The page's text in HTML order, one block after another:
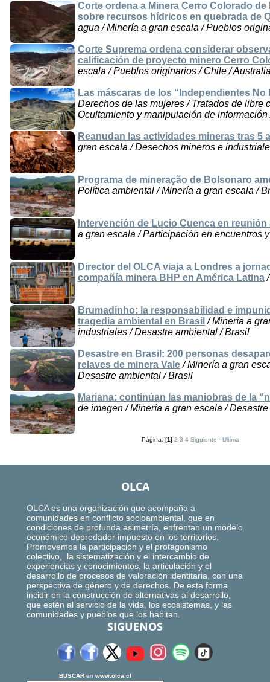
Corte ordena a Minera Cerro Colorado
sobre recursos hídricos en quebrada de
agua / Minería a gran escala / Pueblos
Corte Suprema ordena considerar
calificación de proyecto minero Cerro
escala / Pueblos originarios / Chile /
Las máscaras de los “Independientes No
Derechos de las mujeres / Tratados de libre
Ocultamiento y manipulación de
Reanudan las actividades mineras tras 5
gran escala / Desechos mineros e
Programa de mineração de Bolsonaro
Política ambiental / Minería a gran escala /
Intervención de Lucio Cuenca en
a gran escala / Participación en encuentros
Director del OLCA viaja a Londres a
compañía minera BHP en América Latina
Brumadinho: la responsabilidad e
tragedia ambiental en Brasil / Minería a
industriales / Desastre ambiental / Brasil
Desastre en Brasil: 200 personas
relaves de minera Vale/ Minería a gran
Desastre ambiental / Brasil
Mariana: continúan las maniobras de la
de imagen / Minería a gran escala /
Página: [1]2 3 4 Siguiente -Ultima
OLCA
OLCA es una organización que acompaña a
comunidades en conflicto socioambiental, que en
condiciones de profunda asimetría, enfrentan un modelo
económico depredador impuesto en los territorios.
Promovemos la participación y el protagonismo
colectivo, la sistematización y el intercambio de
experiencias y conocimientos, la articulación y el
desarrollo de procesos de valoración identitaria, con una
perspectiva de género y de derechos. De esta forma
incidir en la construcción de alternativas al desarrollo,
que estén al servicio de la vida, los ecosistemas, y las
comunidades y pueblos que los habitan.
SIGUENOS
BUSCAR en www.olca.cl